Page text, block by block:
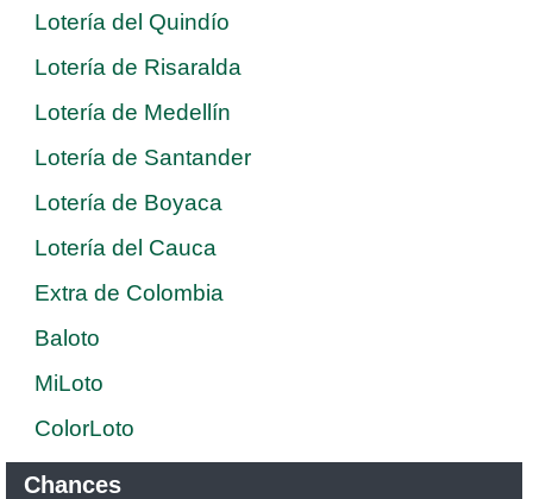
Lotería del Quindío
Lotería de Risaralda
Lotería de Medellín
Lotería de Santander
Lotería de Boyaca
Lotería del Cauca
Extra de Colombia
Baloto
MiLoto
ColorLoto
Chances